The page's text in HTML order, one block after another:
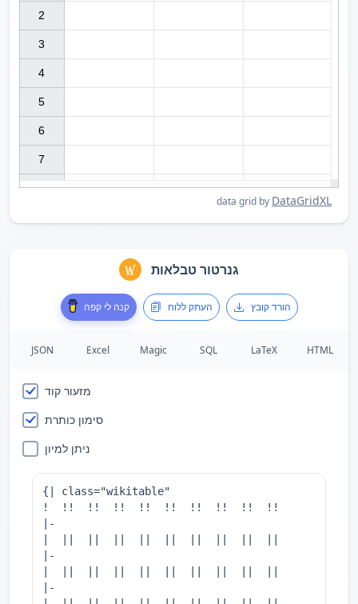
data grid by DataGridXL
2
3
4
5
6
7
גנרטור טבלאות
קנה לי קפה העתק ללוח הורד קובץ
JSON Excel Magic SQL LaTeX HTML
מזעור קוד
סימון כותרת
ניתן למיון